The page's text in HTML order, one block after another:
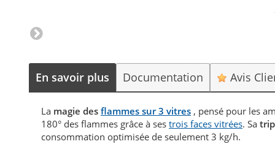
En savoir plus Documentation Avis
La magie desflammes sur 3 vitres , pensé pour les
180° des flammes grâce à sestrois faces vitrées. Sa
consommation optimisée de seulement 3 kg/h.